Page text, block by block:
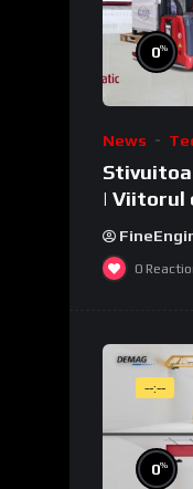
0%
News
| Viitorul
0
--:--
0%